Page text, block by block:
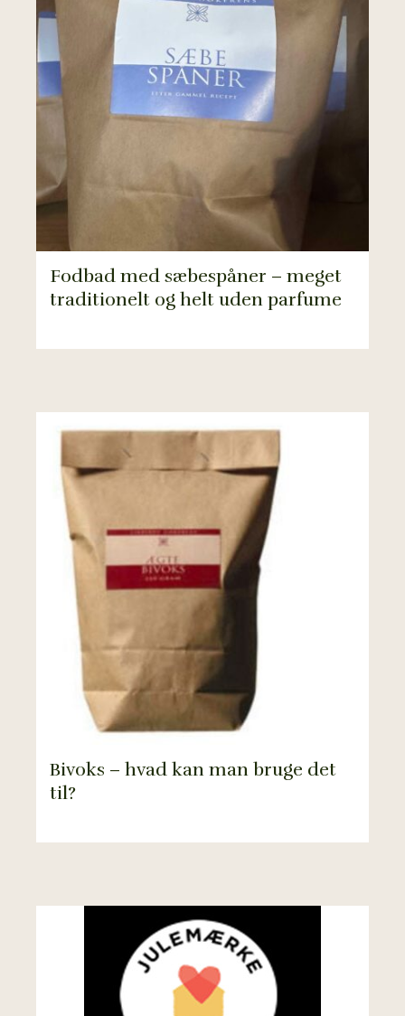
Fodbad med sæbespåner – meget
traditionelt og helt uden parfume
Bivoks – hvad kan man bruge det
til?